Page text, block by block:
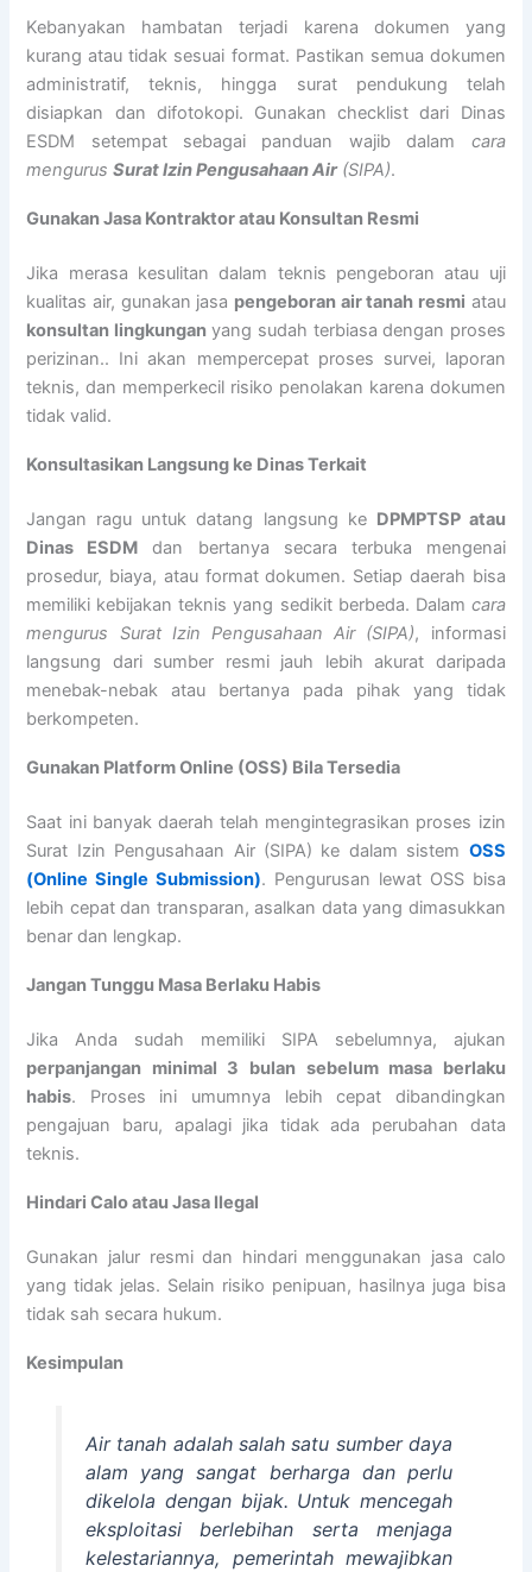
Kebanyakan hambatan terjadi karena dokumen yang
kurang atau tidak sesuai format. Pastikan semua dokumen
administratif, teknis, hingga surat pendukung telah
disiapkan dan difotokopi. Gunakan checklist dari Dinas
ESDM setempat sebagai panduan wajib dalam cara
mengurusSurat Izin Pengusahaan Air(SIPA).
Gunakan Jasa Kontraktor atau Konsultan Resmi
Jika merasa kesulitan dalam teknis pengeboran atau uji
kualitas air, gunakan jasa pengeboran air tanah resmi atau
konsultan lingkunganyang sudah terbiasa dengan proses
perizinan.. Ini akan mempercepat proses survei, laporan
teknis, dan memperkecil risiko penolakan karena dokumen
tidak valid.
Konsultasikan Langsung ke Dinas Terkait
Jangan ragu untuk datang langsung ke DPMPTSP atau
Dinas ESDM dan bertanya secara terbuka mengenai
prosedur, biaya, atau format dokumen. Setiap daerah bisa
memiliki kebijakan teknis yang sedikit berbeda. Dalam cara
mengurus Surat Izin Pengusahaan Air (SIPA), informasi
langsung dari sumber resmi jauh lebih akurat daripada
menebak-nebak atau bertanya pada pihak yang tidak
berkompeten.
Gunakan Platform Online (OSS) Bila Tersedia
Saat ini banyak daerah telah mengintegrasikan proses izin
Surat Izin Pengusahaan Air (SIPA) ke dalam sistem OSS
(Online Single Submission). Pengurusan lewat OSS bisa
lebih cepat dan transparan, asalkan data yang dimasukkan
benar dan lengkap.
Jangan Tunggu Masa Berlaku Habis
Jika Anda sudah memiliki SIPA sebelumnya, ajukan
perpanjangan minimal 3 bulan sebelum masa berlaku
habis. Proses ini umumnya lebih cepat dibandingkan
pengajuan baru, apalagi jika tidak ada perubahan data
teknis.
Hindari Calo atau Jasa Ilegal
Gunakan jalur resmi dan hindari menggunakan jasa calo
yang tidak jelas. Selain risiko penipuan, hasilnya juga bisa
tidak sah secara hukum.
Kesimpulan
Air tanah adalah salah satu sumber daya
alam yang sangat berharga dan perlu
dikelola dengan bijak. Untuk mencegah
eksploitasi berlebihan serta menjaga
kelestariannya, pemerintah mewajibkan